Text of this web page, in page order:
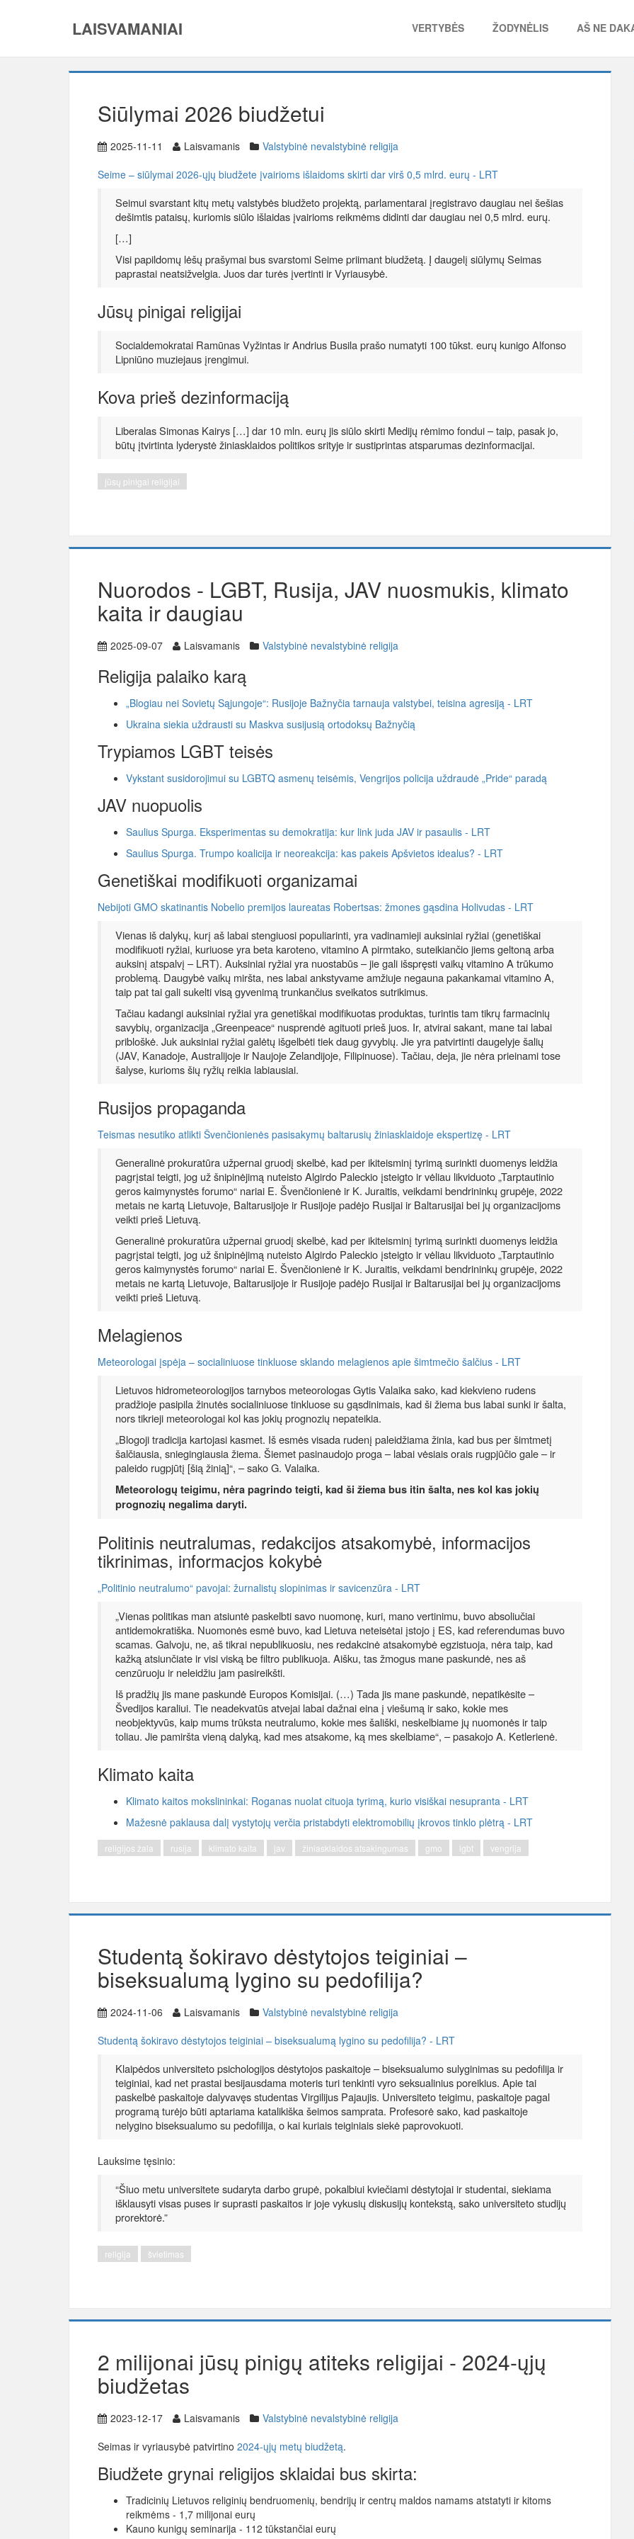
LAISVAMANIAI VERTYBĖS ŽODYNĖLIS AŠ NE
Siūlymai 2026 biudžetui
2025-11-11 Laisvamanis
Valstybinė nevalstybinė religija
Seime – siūlymai 2026-ųjų biudžete įvairioms išlaidoms skirti dar virš 0,5 mlrd. eurų - LRT
Seimui svarstant kitų metų valstybės biudžeto projektą, parlamentarai įregistravo daugiau nei šešias
dešimtis pataisų, kuriomis siūlo išlaidas įvairioms reikmėms didinti dar daugiau nei 0,5 mlrd. eurų.
[…]
Visi papildomų lėšų prašymai bus svarstomi Seime priimant biudžetą. Į daugelį siūlymų Seimas
paprastai neatsižvelgia. Juos dar turės įvertinti ir Vyriausybė.
Jūsų pinigai religijai
Socialdemokratai Ramūnas Vyžintas ir Andrius Busila prašo numatyti 100 tūkst. eurų kunigo Alfonso
Lipniūno muziejaus įrengimui.
Kova prieš dezinformaciją
Liberalas Simonas Kairys […] dar 10 mln. eurų jis siūlo skirti Medijų rėmimo fondui – taip, pasak jo,
būtų įtvirtinta lyderystė žiniasklaidos politikos srityje ir sustiprintas atsparumas dezinformacijai.
jūsų pinigai religijai
Nuorodos - LGBT, Rusija, JAV nuosmukis, klimato
kaita ir daugiau
2025-09-07 Laisvamanis Valstybinė nevalstybinė religija
Religija palaiko karą
„Blogiau nei Sovietų Sąjungoje“: Rusijoje Bažnyčia tarnauja valstybei, teisina agresiją - LRT
Ukraina siekia uždrausti su Maskva susijusią ortodoksų Bažnyčią
Trypiamos LGBT teisės
Vykstant susidorojimui su LGBTQ asmenų teisėmis, Vengrijos policija uždraudė „Pride“ paradą
JAV nuopuolis
Saulius Spurga. Eksperimentas su demokratija: kur link juda JAV ir pasaulis - LRT
Saulius Spurga. Trumpo koalicija ir neoreakcija: kas pakeis Apšvietos idealus? - LRT
Genetiškai modifikuoti organizamai
Nebijoti GMO skatinantis Nobelio premijos laureatas Robertsas: žmones gąsdina Holivudas - LRT
Vienas iš dalykų, kurį aš labai stengiuosi populiarinti, yra vadinamieji auksiniai ryžiai (genetiškai
modifikuoti ryžiai, kuriuose yra beta karoteno, vitamino A pirmtako, suteikiančio jiems geltoną arba
auksinį atspalvį – LRT). Auksiniai ryžiai yra nuostabūs – jie gali išspręsti vaikų vitamino A trūkumo
problemą. Daugybė vaikų miršta, nes labai ankstyvame amžiuje negauna pakankamai vitamino A,
taip pat tai gali sukelti visą gyvenimą trunkančius sveikatos sutrikimus.
Tačiau kadangi auksiniai ryžiai yra genetiškai modifikuotas produktas, turintis tam tikrų farmacinių
savybių, organizacija „Greenpeace“ nusprendė agituoti prieš juos. Ir, atvirai sakant, mane tai labai
pribloškė. Juk auksiniai ryžiai galėtų išgelbėti tiek daug gyvybių. Jie yra patvirtinti daugelyje šalių
(JAV, Kanadoje, Australijoje ir Naujoje Zelandijoje, Filipinuose). Tačiau, deja, jie nėra prieinami tose
šalyse, kurioms šių ryžių reikia labiausiai.
Rusijos propaganda
Teismas nesutiko atlikti Švenčionienės pasisakymų baltarusių žiniasklaidoje ekspertizę - LRT
Generalinė prokuratūra užpernai gruodį skelbė, kad per ikiteisminį tyrimą surinkti duomenys leidžia
pagrįstai teigti, jog už šnipinėjimą nuteisto Algirdo Paleckio įsteigto ir vėliau likviduoto „Tarptautinio
geros kaimynystės forumo“ nariai E. Švenčionienė ir K. Juraitis, veikdami bendrininkų grupėje, 2022
metais ne kartą Lietuvoje, Baltarusijoje ir Rusijoje padėjo Rusijai ir Baltarusijai bei jų organizacijoms
veikti prieš Lietuvą.
Generalinė prokuratūra užpernai gruodį skelbė, kad per ikiteisminį tyrimą surinkti duomenys leidžia
pagrįstai teigti, jog už šnipinėjimą nuteisto Algirdo Paleckio įsteigto ir vėliau likviduoto „Tarptautinio
geros kaimynystės forumo“ nariai E. Švenčionienė ir K. Juraitis, veikdami bendrininkų grupėje, 2022
metais ne kartą Lietuvoje, Baltarusijoje ir Rusijoje padėjo Rusijai ir Baltarusijai bei jų organizacijoms
veikti prieš Lietuvą.
Melagienos
Meteorologai įspėja – socialiniuose tinkluose sklando melagienos apie šimtmečio šalčius - LRT
Lietuvos hidrometeorologijos tarnybos meteorologas Gytis Valaika sako, kad kiekvieno rudens
pradžioje pasipila žinutės socialiniuose tinkluose su gąsdinimais, kad ši žiema bus labai sunki ir šalta,
nors tikrieji meteorologai kol kas jokių prognozių nepateikia.
„Blogoji tradicija kartojasi kasmet. Iš esmės visada rudenį paleidžiama žinia, kad bus per šimtmetį
šalčiausia, sniegingiausia žiema. Šiemet pasinaudojo proga – labai vėsiais orais rugpjūčio gale – ir
paleido rugpjūtį [šią žinią]“, – sako G. Valaika.
Meteorologų teigimu, nėra pagrindo teigti, kad ši žiema bus itin šalta, nes kol kas jokių
prognozių negalima daryti.
Politinis neutralumas, redakcijos atsakomybė, informacijos
tikrinimas, informacjos kokybė
„Politinio neutralumo“ pavojai: žurnalistų slopinimas ir savicenzūra - LRT
„Vienas politikas man atsiuntė paskelbti savo nuomonę, kuri, mano vertinimu, buvo absoliučiai
antidemokratiška. Nuomonės esmė buvo, kad Lietuva neteisėtai įstojo į ES, kad referendumas buvo
scamas. Galvoju, ne, aš tikrai nepublikuosiu, nes redakcinė atsakomybė egzistuoja, nėra taip, kad
kažką atsiunčiate ir visi viską be filtro publikuoja. Aišku, tas žmogus mane paskundė, nes aš
cenzūruoju ir neleidžiu jam pasireikšti.
Iš pradžių jis mane paskundė Europos Komisijai. (…) Tada jis mane paskundė, nepatikėsite –
Švedijos karaliui. Tie neadekvatūs atvejai labai dažnai eina į viešumą ir sako, kokie mes
neobjektyvūs, kaip mums trūksta neutralumo, kokie mes šališki, neskelbiame jų nuomonės ir taip
toliau. Jie pamiršta vieną dalyką, kad mes atsakome, ką mes skelbiame“, – pasakojo A. Ketlerienė.
Klimato kaita
Klimato kaitos mokslininkai: Roganas nuolat cituoja tyrimą, kurio visiškai nesupranta - LRT
Mažesnė paklausa dalį vystytojų verčia pristabdyti elektromobilių įkrovos tinklo plėtrą - LRT
religijos žala rusija klimato kaita jav žiniasklaidos atsakingumas gmo lgbt vengrija
Studentą šokiravo dėstytojos teiginiai –
biseksualumą lygino su pedofilija?
2024-11-06 Laisvamanis
Valstybinė nevalstybinė religija
Studentą šokiravo dėstytojos teiginiai – biseksualumą lygino su pedofilija? - LRT
Klaipėdos universiteto psichologijos dėstytojos paskaitoje – biseksualumo sulyginimas su pedofilija ir
teiginiai, kad net prastai besijausdama moteris turi tenkinti vyro seksualinius poreikius. Apie tai
paskelbė paskaitoje dalyvavęs studentas Virgilijus Pajaujis. Universiteto teigimu, paskaitoje pagal
programą turėjo būti aptariama katalikiška šeimos samprata. Profesorė sako, kad paskaitoje
nelygino biseksualumo su pedofilija, o kai kuriais teiginiais siekė paprovokuoti.
Lauksime tęsinio:
“Šiuo metu universitete sudaryta darbo grupė, pokalbiui kviečiami dėstytojai ir studentai, siekiama
išklausyti visas puses ir suprasti paskaitos ir joje vykusių diskusijų kontekstą, sako universiteto studijų
prorektorė.”
religija švietimas
2 milijonai jūsų pinigų atiteks religijai - 2024-ųjų
biudžetas
2023-12-17 Laisvamanis
Valstybinė nevalstybinė religija
Seimas ir vyriausybė patvirtino 2024-ųjų metų biudžetą.
Biudžete grynai religijos sklaidai bus skirta:
Tradicinių Lietuvos religinių bendruomenių, bendrijų ir centrų maldos namams atstatyti ir kitoms
reikmėms - 1,7 milijonai eurų
Kauno kunigų seminarija - 112 tūkstančiai eurų